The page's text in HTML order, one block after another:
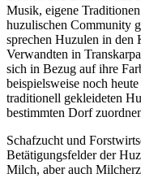
Musik, eigene
huzulischen Community
sprechen Huzulen in den
Verwandten in
sich in Bezug auf ihre
beispielsweise noch
traditionell gekleideten
bestimmten Dorf
Schafzucht und
Betätigungsfelder der
Milch, aber auch